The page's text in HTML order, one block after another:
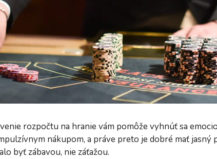
rozpočtu na hranie vám pomôže vyhnúť sa
nákupom, a práve preto je dobré mať jasný
byť zábavou, nie záťažou.